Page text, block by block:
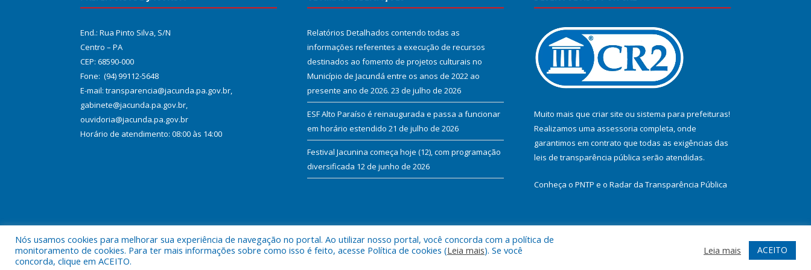
End.: Rua Pinto Silva, S/N
Centro – PA
CEP: 68590-000
Fone: (94) 99112-5648
E-mail: transparencia@jacunda.pa.gov.br,
gabinete@jacunda.pa.gov.br,
ouvidoria@jacunda.pa.gov.br
Horário de atendimento: 08:00 às 14:00
Relatórios Detalhados contendo todas as
informações referentes a execução de recursos
destinados ao fomento de projetos culturais no
Município de Jacundá entre os anos de 2022 ao
presente ano de 2026. 23 de julho de 2026
ESF Alto Paraíso é reinaugurada e passa a funcionar
em horário estendido 21 de julho de 2026
Festival Jacunina começa hoje (12), com programação
diversificada 12 de junho de 2026
Muito mais que criar site ou sistema para prefeituras!
Realizamos uma assessoria completa, onde
garantimos em contrato que todas as exigências das
leis de transparência pública serão atendidas.
Conheça o PNTP e o Radar da Transparência Pública
Todos os direitos reservados a Prefeitura Municipal de Jacundá. Mapa do Site Acessar Webmail
Nós usamos cookies para melhorar sua experiência de navegação no portal. Ao utilizar nosso portal, você concorda com a política de
monitoramento de cookies. Para ter mais informações sobre como isso é feito, acesse Política de cookies (Leia mais). Se você
concorda, clique em ACEITO.
Leia mais ACEITO